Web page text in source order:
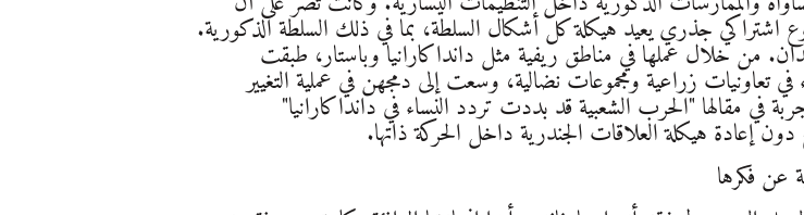
اشتراكي جذري يعيد هيكلة كل أشكال السلطة، بما في ذلك السلطة الذكورية.
من خلال عملها في مناطق ريفية مثل دانداكارانيا وباستار، طبقت
في تعاونيات زراعية ومجموعات نضالية، وسعت إلى دمجهن في عملية التغيير
في مقالها "الحرب الشعبية قد بددت تردد النساء في دانداكارانيا"
عن فكرها